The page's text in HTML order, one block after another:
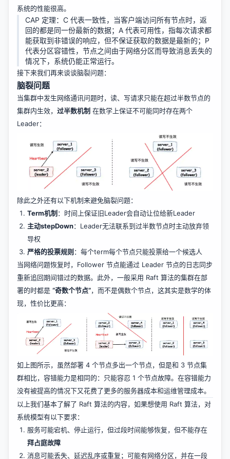
系统的性能很高。
CAP 定理：C 代表一致性，当客户端访问所有节点时，返
回的都是同一份最新的数据；A 代表可用性，指每次请求都
能获取到非错误的响应，但不保证获取的数据是最新的；P
代表分区容错性，节点之间由于网络分区而导致消息丢失的
情况下，系统仍能正常运行。
接下来我们再来谈谈脑裂问题：
脑裂问题
当集群中发生网络通讯问题时，读、写请求只能在超过半数节点的
集群内生效， 过半数机制 在数学上保证不可能同时存在两个
Leader：
除此之外还有以下机制来避免脑裂问题：
Term机制 ：时间上保证旧Leader会自动让位给新Leader
主动stepDown：Leader无法联系到过半数节点时主动放弃领
导权
严格的投票规则 ：每个term每个节点只能投票给一个候选人
当网络问题恢复时，Follower 节点能通过 Leader 节点的日志同步
重新追回期间错过的数据。此外，一般采用 Raft 算法的集群在部
署的时都是 “奇数个节点”，而不是偶数个节点，这其实是数学的体
现，性价比更高：
如上图所示，虽然部署 4 个节点多出一个节点，但是和 3 节点集
群相比，容错能力是相同的：只能容忍 1 个节点故障。在容错能力
没有被提高的情况下又花费了更多的服务器成本和运维管理成本。
以上我们基本了解了 Raft 算法的内容，如果想使用 Raft 算法，对
系统模型有以下要求：
服务可能宕机、停止运行，但过段时间能够恢复，但不能存在
拜占庭故障
消息可能丢失、延迟乱序或重复；可能有网络分区，并在一段